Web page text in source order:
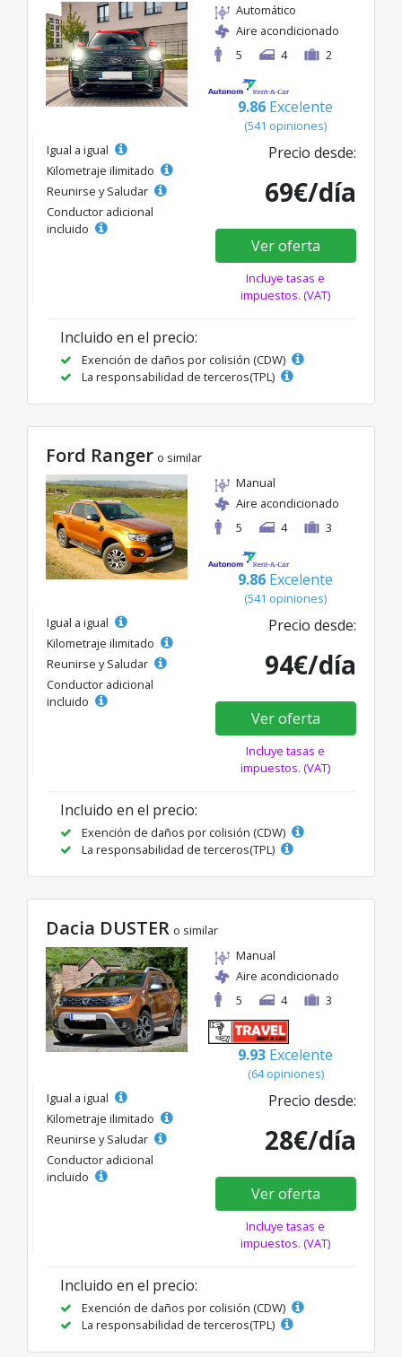
Automático
Aire acondicionado
5
4 2
9.86 Excelente
(541 opiniones)
Igual a igual
Kilometraje ilimitado
Reunirse y Saludar
Conductor adicional
incluido
Precio desde:
69€/día
Ver oferta
Incluye tasas e
impuestos. (VAT)
Incluido en el precio:
Exención de daños por colisión (CDW)
La responsabilidad de terceros(TPL)
Ford Ranger o similar
Manual
Aire acondicionado
5
4 3
9.86 Excelente
(541 opiniones)
Igual a igual
Kilometraje ilimitado
Reunirse y Saludar
Conductor adicional
incluido
Precio desde:
94€/día
Ver oferta
Incluye tasas e
impuestos. (VAT)
Incluido en el precio:
Exención de daños por colisión (CDW)
La responsabilidad de terceros(TPL)
Dacia DUSTER o similar
Manual
Aire acondicionado
5
4 3
9.93 Excelente
(64 opiniones)
Igual a igual
Kilometraje ilimitado
Reunirse y Saludar
Conductor adicional
incluido
Precio desde:
28€/día
Ver oferta
Incluye tasas e
impuestos. (VAT)
Incluido en el precio:
Exención de daños por colisión (CDW)
La responsabilidad de terceros(TPL)